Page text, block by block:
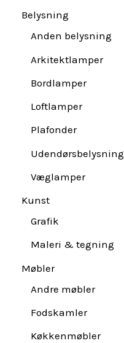
Belysning
Anden belysning
Arkitektlamper
Bordlamper
Loftlamper
Plafonder
Udendørsbelysning
Væglamper
Kunst
Grafik
Maleri & tegning
Møbler
Andre møbler
Fodskamler
Køkkenmøbler